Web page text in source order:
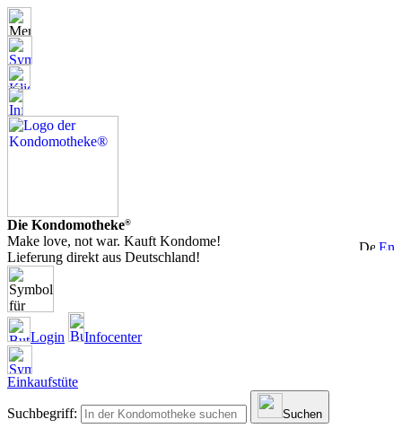
Die Kondomotheke®
Make love, not war. Kauft Kondome!
Lieferung direkt aus Deutschland!
Login Infocenter
Einkaufstüte
Suchbegriff: Suchen